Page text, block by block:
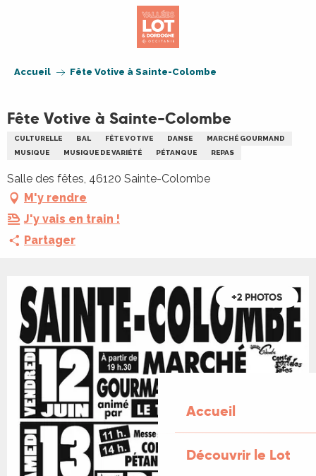
Accueil
Découvrir le Lot
Accueil Fête Votive à Sainte-Colombe
Fête Votive à Sainte-Colombe
CULTURELLE BAL FÊTE VOTIVE DANSE
MARCHÉ GOURMAND
MUSIQUE
MUSIQUE DE VARIÉTÉ PÉTANQUE REPAS
Salle des fêtes, 46120 Sainte-Colombe
M'y rendre
J'y vais en train !
Partager
+2 PHOTOS